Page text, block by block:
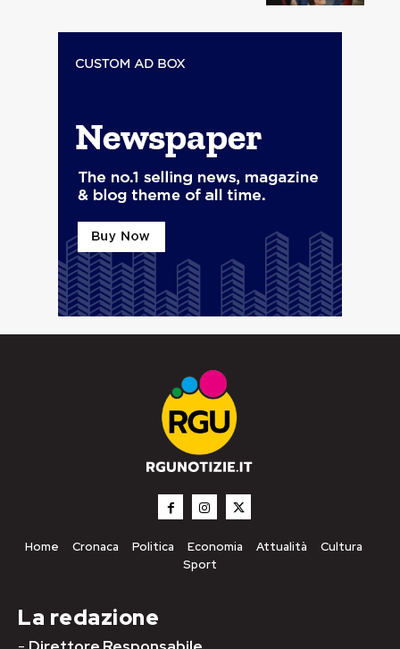
Home Cronaca Politica Economia Attualità
Cultura
Sport
La redazione